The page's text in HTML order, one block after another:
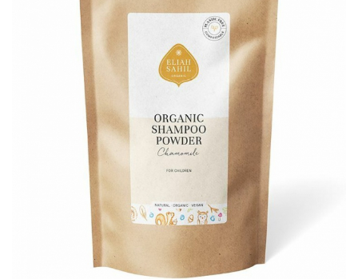
Ceaiuri diverse si accesorii
Vinuri, bere si alte bauturi
Siropuri naturale
Carbogazoase
Cacao si inlocuitori
Seminte bio pentru germinat
Seminte din plante oleaginoase